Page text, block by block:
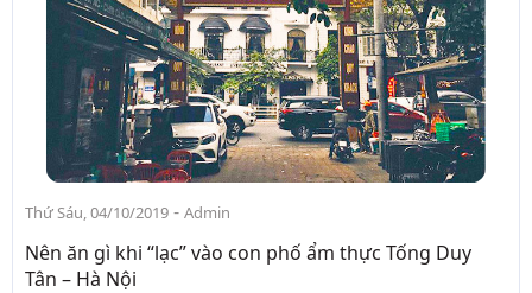
Thứ Sáu, 04/10/2019 - Admin
Nên ăn gì khi “lạc” vào con phố ẩm thực Tống Duy
Tân – Hà Nội